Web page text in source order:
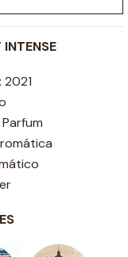
2021